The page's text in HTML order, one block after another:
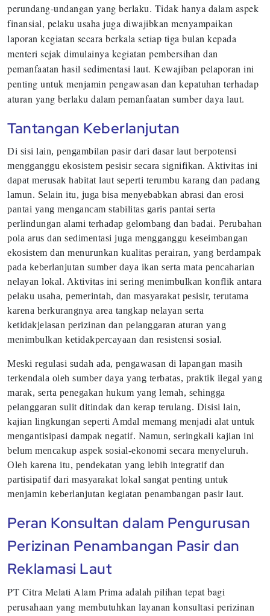
perundang-undangan yang berlaku. Tidak hanya dalam aspek
finansial, pelaku usaha juga diwajibkan menyampaikan
laporan kegiatan secara berkala setiap tiga bulan kepada
menteri sejak dimulainya kegiatan pembersihan dan
pemanfaatan hasil sedimentasi laut. Kewajiban pelaporan ini
penting untuk menjamin pengawasan dan kepatuhan terhadap
aturan yang berlaku dalam pemanfaatan sumber daya laut.
Tantangan Keberlanjutan
Di sisi lain, pengambilan pasir dari dasar laut berpotensi
mengganggu ekosistem pesisir secara signifikan. Aktivitas ini
dapat merusak habitat laut seperti terumbu karang dan padang
lamun. Selain itu, juga bisa menyebabkan abrasi dan erosi
pantai yang mengancam stabilitas garis pantai serta
perlindungan alami terhadap gelombang dan badai. Perubahan
pola arus dan sedimentasi juga mengganggu keseimbangan
ekosistem dan menurunkan kualitas perairan, yang berdampak
pada keberlanjutan sumber daya ikan serta mata pencaharian
nelayan lokal. Aktivitas ini sering menimbulkan konflik antara
pelaku usaha, pemerintah, dan masyarakat pesisir, terutama
karena berkurangnya area tangkap nelayan serta
ketidakjelasan perizinan dan pelanggaran aturan yang
menimbulkan ketidakpercayaan dan resistensi sosial.
Meski regulasi sudah ada, pengawasan di lapangan masih
terkendala oleh sumber daya yang terbatas, praktik ilegal yang
marak, serta penegakan hukum yang lemah, sehingga
pelanggaran sulit ditindak dan kerap terulang. Disisi lain,
kajian lingkungan seperti Amdal memang menjadi alat untuk
mengantisipasi dampak negatif. Namun, seringkali kajian ini
belum mencakup aspek sosial-ekonomi secara menyeluruh.
Oleh karena itu, pendekatan yang lebih integratif dan
partisipatif dari masyarakat lokal sangat penting untuk
menjamin keberlanjutan kegiatan penambangan pasir laut.
Peran Konsultan dalam Pengurusan
Perizinan Penambangan Pasir dan
Reklamasi Laut
PT Citra Melati Alam Prima adalah pilihan tepat bagi
perusahaan yang membutuhkan layanan konsultasi perizinan